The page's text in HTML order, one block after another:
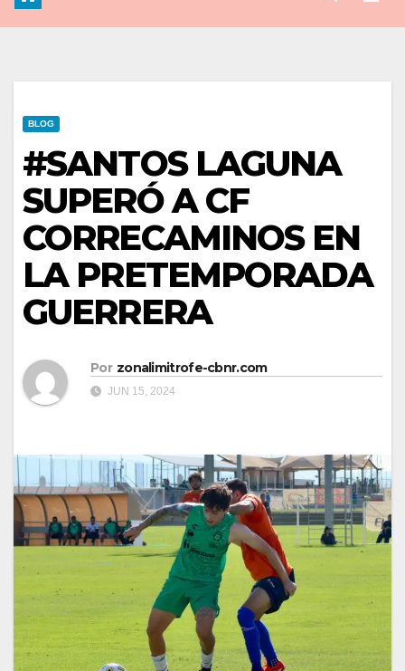
BLOG
#SANTOS LAGUNA
SUPERÓ A CF
CORRECAMINOS EN
LA PRETEMPORADA
GUERRERA
Por zonalimitrofe-cbnr.com
JUN 15, 2024